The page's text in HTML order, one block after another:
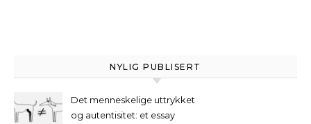
NYLIG PUBLISERT
Det menneskelige uttrykket
og autentisitet: et essay